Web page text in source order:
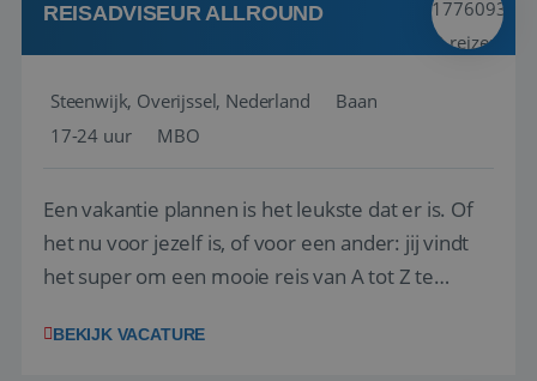
REISADVISEUR ALLROUND
Steenwijk, Overijssel, Nederland
Baan
17-24 uur
MBO
Een vakantie plannen is het leukste dat er is. Of
het nu voor jezelf is, of voor een ander: jij vindt
het super om een mooie reis van A tot Z te
vakantiegangers de meest prachtige plekjes op
BEKIJK VACATURE